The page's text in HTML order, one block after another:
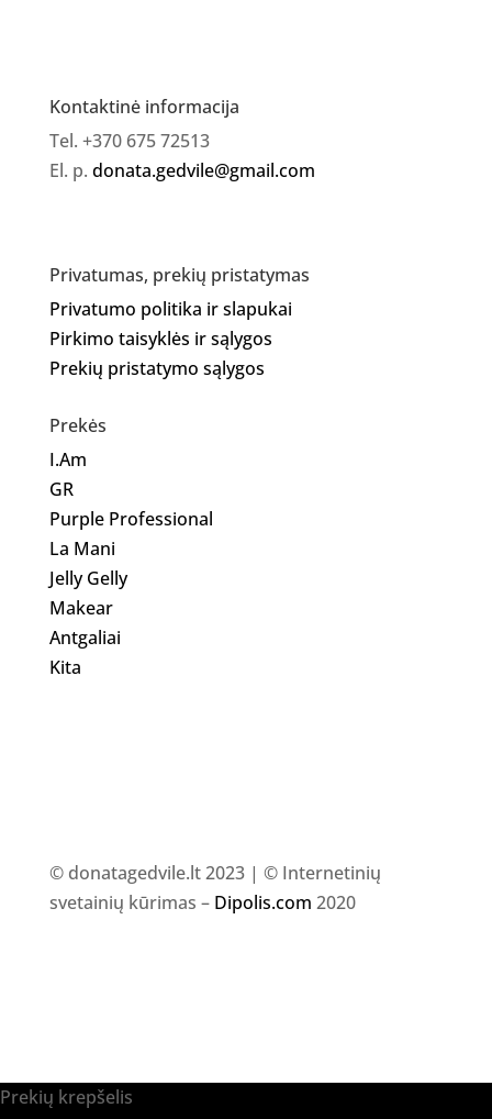
Kontaktinė informacija
Tel. +370 675 72513
El. p. donata.gedvile@gmail.com
Privatumas, prekių pristatymas
Privatumo politika ir slapukai
Pirkimo taisyklės ir sąlygos
Prekių pristatymo sąlygos
Prekės
I.Am
GR
Purple Professional
La Mani
Jelly Gelly
Makear
Antgaliai
Kita
© donatagedvile.lt 2023 | © Internetinių
svetainių kūrimas – Dipolis.com 2020
Prekių krepšelis